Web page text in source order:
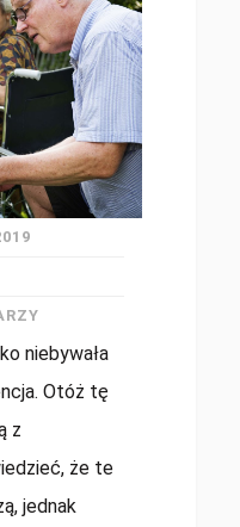
niebywała
Otóż tę
z
że te
jednak